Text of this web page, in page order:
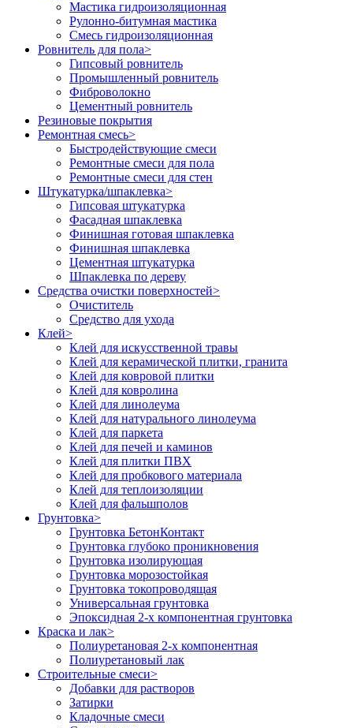
Мастика гидроизоляционная
Рулонно-битумная мастика
Смесь гидроизоляционная
Ровнитель для пола>
Гипсовый ровнитель
Промышленный ровнитель
Фиброволокно
Цементный ровнитель
Резиновые покрытия
Ремонтная смесь>
Быстродействующие смеси
Ремонтные смеси для пола
Ремонтные смеси для стен
Штукатурка/шпаклевка>
Гипсовая штукатурка
Фасадная шпаклевка
Финишная готовая шпаклевка
Финишная шпаклевка
Цементная штукатурка
Шпаклевка по дереву
Средства очистки поверхностей>
Очиститель
Средство для ухода
Клей>
Клей для искусственной травы
Клей для керамической плитки, гранита
Клей для ковровой плитки
Клей для ковролина
Клей для линолеума
Клей для натурального линолеума
Клей для паркета
Клей для печей и каминов
Клей для плитки ПВХ
Клей для пробкового материала
Клей для теплоизоляции
Клей для фальшполов
Грунтовка>
Грунтовка БетонКонтакт
Грунтовка глубоко проникновения
Грунтовка изолирующая
Грунтовка морозостойкая
Грунтовка токопроводящая
Универсальная грунтовка
Эпоксидная 2-х компонентная грунтовка
Краска и лак>
Полиуретановая 2-х компонентная
Полиуретановый лак
Строительные смеси>
Добавки для растворов
Затирки
Кладочные смеси